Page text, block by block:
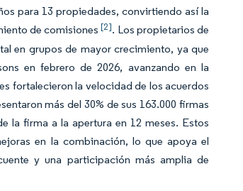
para 13 propiedades, convirtiendo así la
de comisiones[2]. Los propietarios de
en grupos de mayor crecimiento, ya que
en febrero de 2026, avanzando en la
fortalecieron la velocidad de los acuerdos
más del 30% de sus 163.000 firmas
la firma a la apertura en 12 meses. Estos
en la combinación, lo que apoya el
y una participación más amplia de